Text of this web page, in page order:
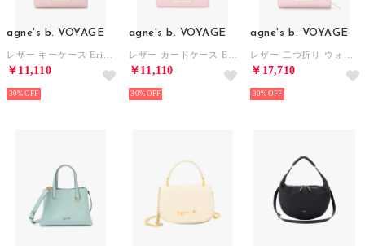
agne's b. VOYAGE
￥11,110
30%
agne's b. VOYAGE
￥11,110
30%
agne's b. VOYAGE
￥17,710
30%